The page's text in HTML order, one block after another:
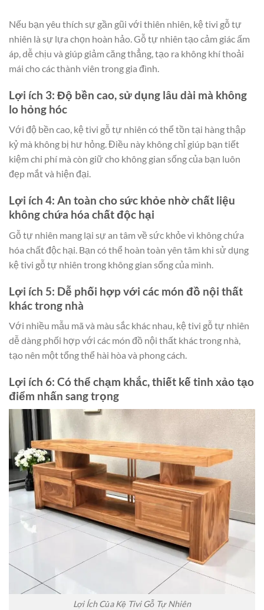
Nếu bạn yêu thích sự gần gũi với thiên nhiên, kệ tivi gỗ tự
nhiên là sự lựa chọn hoàn hảo. Gỗ tự nhiên tạo cảm giác ấm
áp, dễ chịu và giúp giảm căng thẳng, tạo ra không khí thoải
mái cho các thành viên trong gia đình.
Lợi ích 3: Độ bền cao, sử dụng lâu dài mà không
lo hỏng hóc
Với độ bền cao, kệ tivi gỗ tự nhiên có thể tồn tại hàng thập
kỷ mà không bị hư hỏng. Điều này không chỉ giúp bạn tiết
kiệm chi phí mà còn giữ cho không gian sống của bạn luôn
đẹp mắt và hiện đại.
Lợi ích 4: An toàn cho sức khỏe nhờ chất liệu
không chứa hóa chất độc hại
Gỗ tự nhiên mang lại sự an tâm về sức khỏe vì không chứa
hóa chất độc hại. Bạn có thể hoàn toàn yên tâm khi sử dụng
kệ tivi gỗ tự nhiên trong không gian sống của mình.
Lợi ích 5: Dễ phối hợp với các món đồ nội thất
khác trong nhà
Với nhiều mẫu mã và màu sắc khác nhau, kệ tivi gỗ tự nhiên
dễ dàng phối hợp với các món đồ nội thất khác trong nhà,
tạo nên một tổng thể hài hòa và phong cách.
Lợi ích 6: Có thể chạm khắc, thiết kế tinh xảo tạo
điểm nhấn sang trọng
Lợi Ích Của Kệ Tivi Gỗ Tự Nhiên